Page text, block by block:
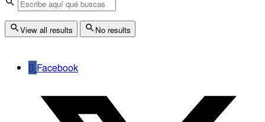
View all results No results
Facebook